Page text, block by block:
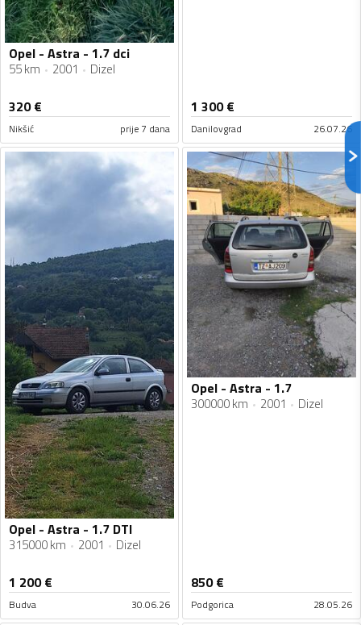
Opel - Astra - 1.7 dci
55 km 2001 Dizel
320€
Nikšić prije 7 dana
1 300€
Danilovgrad 26.07.26
Opel - Astra - 1.7 DTI
315000 km 2001 Dizel
1 200€
Budva 30.06.26
Opel - Astra - 1.7
300000 km 2001 Dizel
850€
Podgorica 28.05.26